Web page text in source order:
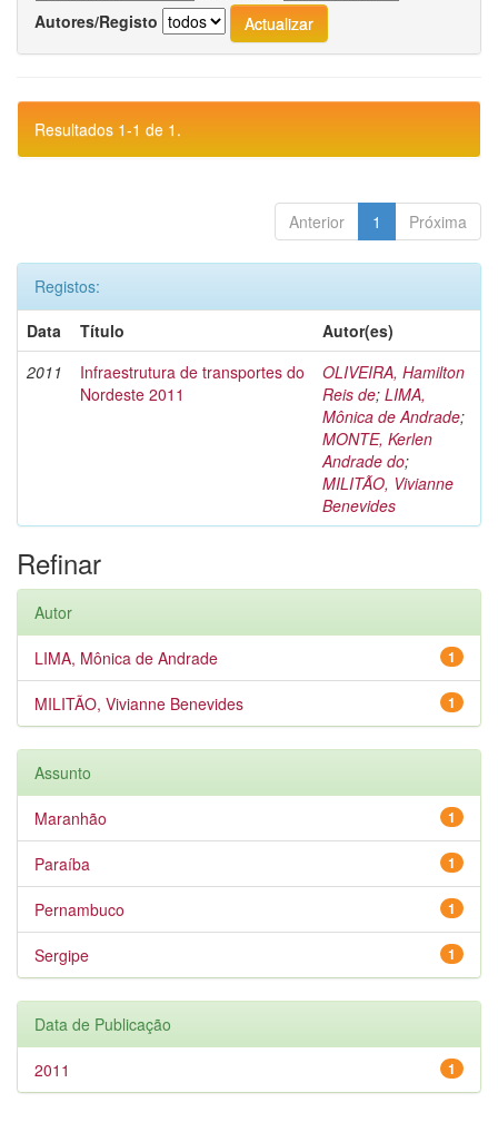
Autores/Registo
Resultados 1-1 de 1.
Anterior 1 Próxima
Registos:
Data
Título
Autor(es)
2011
Infraestrutura de transportes do
Nordeste 2011
OLIVEIRA, Hamilton
Reis de; LIMA,
Mônica de Andrade;
MONTE, Kerlen
Andrade do;
MILITÃO, Vivianne
Benevides
Refinar
Autor
1
LIMA, Mônica de Andrade
1
MILITÃO, Vivianne Benevides
Assunto
1
Maranhão
1
Paraíba
1
Pernambuco
1
Sergipe
Data de Publicação
1
2011